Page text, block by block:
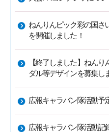
ねんりんピック彩の国さ
を開催しました！
【終了しました】ねんり
ダル等デザインを募集し
広報キャラバン隊活動予
広報キャラバン隊活動記